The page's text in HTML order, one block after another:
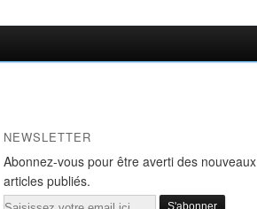
NEWSLETTER
Abonnez-vous pour être averti des nouveaux
articles publiés.
Email